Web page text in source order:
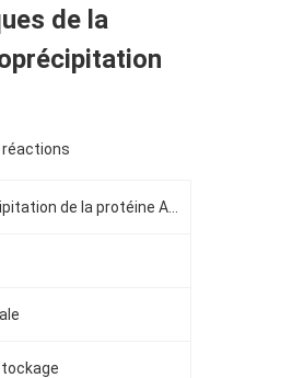
de la
réactions